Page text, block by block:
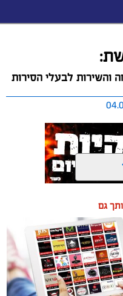
והשירות לבעלי הסירות
כלי השייט במרינה
התשתיות, חיזוק
ושיפור השירותים.
הסירות חוזר בחזרה
פיתוחה"
גם